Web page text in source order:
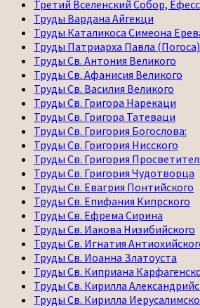
Третий Вселенский Собор,
Труды Вардана Айгекци
Труды Каталикоса Симеона
Труды Патриарха Павла
Труды Св. Антония Великого
Труды Св. Афанисия Великого
Труды Св. Василия Великого
Труды Св. Григора Нарекаци
Труды Св. Григора Татеваци
Труды Св. Григория Богослова:
Труды Св. Григория Нисского
Труды Св. Григория
Труды Св. Григория Чудотворца
Труды Св. Евагрия Понтийского
Труды Св. Епифания Кипрского
Труды Св. Ефрема Сирина
Труды Св. Иакова Низибийского
Труды Св. Игнатия
Труды Св. Иоанна Златоуста
Труды Св. Киприана
Труды Св. Кирилла
Труды Св. Кирилла